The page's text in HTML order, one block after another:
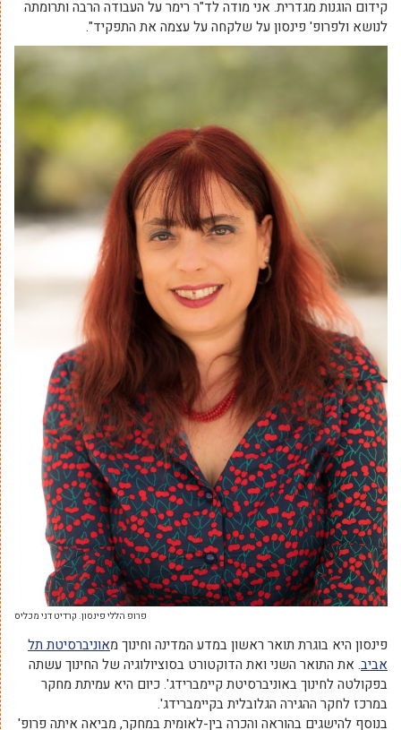
קידום הוגנות מגדרית. אני מודה לד"ר רימר על העבודה הרבה ותרומתה
לנושא ולפרופ' פינסון על שלקחה על עצמה את התפקיד".
פרופ הללי פינסון. קרדיט דני מכליס
פינסון היא בוגרת תואר ראשון במדע המדינה וחינוך מאוניברסיטת תל
אביב. את התואר השני ואת הדוקטורט בסוציולוגיה של החינוך עשתה
בפקולטה לחינוך באוניברסיטת קיימברידג'. כיום היא עמיתת מחקר
במרכז לחקר ההגירה הגלובלית בקיימברידג'.
בנוסף להישגים בהוראה והכרה בין-לאומית במחקר, מביאה איתה פרופ'